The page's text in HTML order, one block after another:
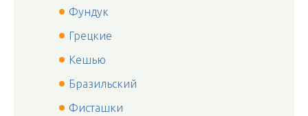
Фундук
Грецкие
Кешью
Бразильский
Фисташки